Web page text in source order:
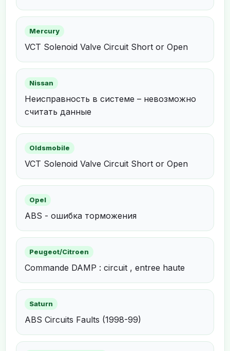
Mercury
VCT Solenoid Valve Circuit Short or Open
Nissan
Неисправность в системе – невозможно
считать данные
Oldsmobile
VCT Solenoid Valve Circuit Short or Open
Opel
ABS - ошибка торможения
Peugeot/Citroen
Commande DAMP : circuit , entree haute
Saturn
ABS Circuits Faults (1998-99)